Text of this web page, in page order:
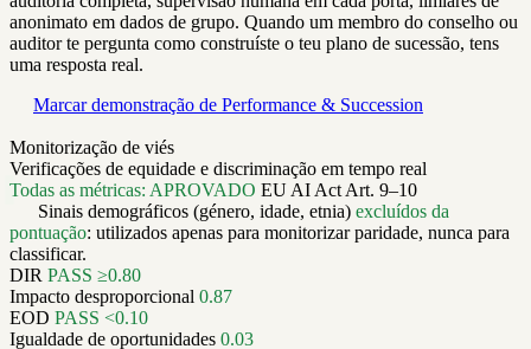
anonimato em dados de grupo. Quando um membro do conselho ou
auditor te pergunta como construíste o teu plano de sucessão, tens
uma resposta real.
Marcar demonstração de Performance & Succession
Monitorização de viés
Verificações de equidade e discriminação em tempo real
Todas as métricas: APROVADO EU AI Act Art. 9–10
Sinais demográficos (género, idade, etnia) excluídos da
pontuação: utilizados apenas para monitorizar paridade, nunca para
classificar.
DIR PASS ≥0.80
Impacto desproporcional 0.87
EOD PASS <0.10
Igualdade de oportunidades 0.03